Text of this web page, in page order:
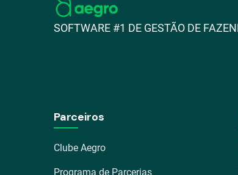
SOFTWARE #1 DE GESTÃO DE
Parceiros
Clube Aegro
Programa de Parcerias